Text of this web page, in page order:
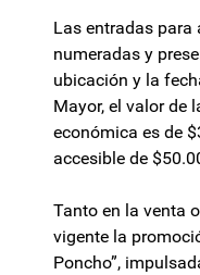
Las entradas para
numeradas y
ubicación y la
Mayor, el valor de
económica es de
accesible de
Tanto en la venta
vigente la
Poncho”,